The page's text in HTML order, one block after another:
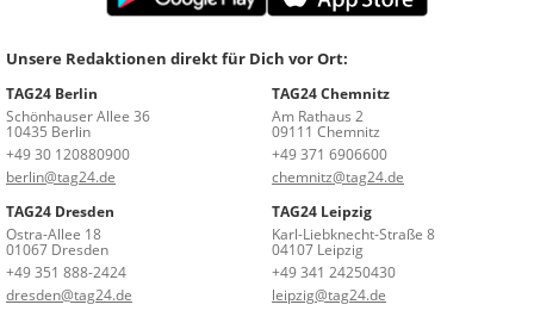
Unsere Redaktionen direkt für Dich vor Ort:
TAG24 Berlin
Schönhauser Allee 36
10435 Berlin
+49 30 120880900
berlin@tag24.de
TAG24 Chemnitz
Am Rathaus 2
09111 Chemnitz
+49 371 6906600
chemnitz@tag24.de
TAG24 Dresden
Ostra-Allee 18
01067 Dresden
+49 351 888-2424
dresden@tag24.de
TAG24 Leipzig
Karl-Liebknecht-Straße 8
04107 Leipzig
+49 341 24250430
leipzig@tag24.de